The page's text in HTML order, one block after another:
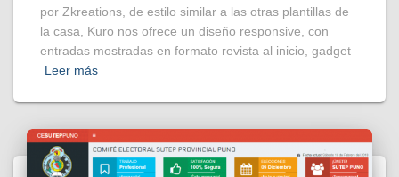
por Zkreations, de estilo similar a las otras plantillas de
la casa, Kuro nos ofrece un diseño responsive, con
entradas mostradas en formato revista al inicio, gadget
Leer más